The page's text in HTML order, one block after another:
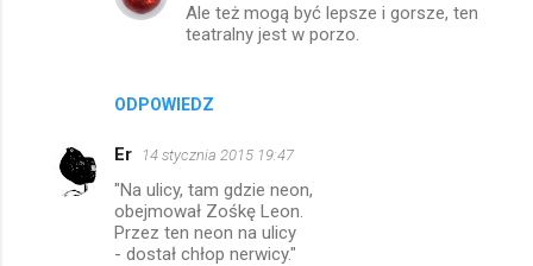
ODPOWIEDZ
Ale też mogą być lepsze i gorsze, ten
teatralny jest w porzo.
Er 14 stycznia 2015 19:47
"Na ulicy, tam gdzie neon,
obejmował Zośkę Leon.
Przez ten neon na ulicy
- dostał chłop nerwicy."